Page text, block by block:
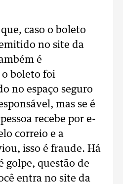
caso o boleto
no site da
é
o boleto foi
no espaço seguro
mas se é
recebe por e-
correio e a
isso é fraude. Há
golpe, questão de
entra no site da